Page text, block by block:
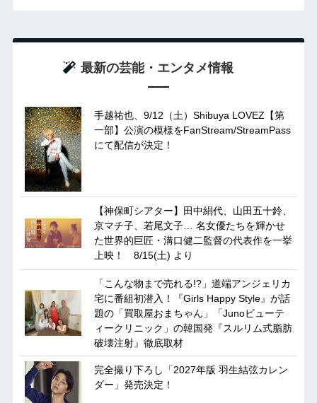
最新の芸能・エンタメ情報
手越祐也、9/12（土）Shibuya LOVEZ【第
一部】公演の模様をFanStream/StreamPass
にて配信が決定！
【神保町シアター】田中絹代、山田五十鈴、
京マチ子、若尾文子… 名女優たちを輝かせ
た世界的巨匠・溝口健二監督の代表作を一挙
上映！ 8/15(土) より
「こんな物まで売れる!?」道端アンジェリカ
宅に番組初潜入！『Girls Happy Style』が話
題の「買取屋おまちゃん」「Junoビューテ
ィークリニック」の韓国発『スルリム式脂肪
破壊注射』徹底取材
完全撮り下ろし「2027年版 羽生結弦カレン
ダー」発売決定！